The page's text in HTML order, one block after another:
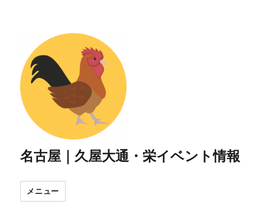
名古屋｜久屋大通・栄イベント情報
メニュー